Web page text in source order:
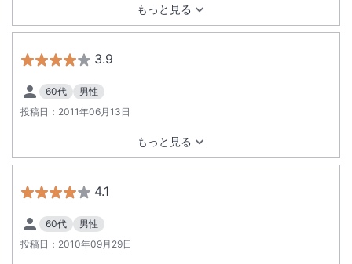
もっと見る
3.9
60代
男性
投稿日： 2011年06月13日
もっと見る
4.1
60代
男性
投稿日： 2010年09月29日